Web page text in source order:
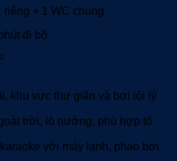
riêng + 1 WC chung
đi bộ
khu vực thư giãn và bơi lội lý
trời, lò nướng, phù hợp tổ
với máy lạnh, phao bơi